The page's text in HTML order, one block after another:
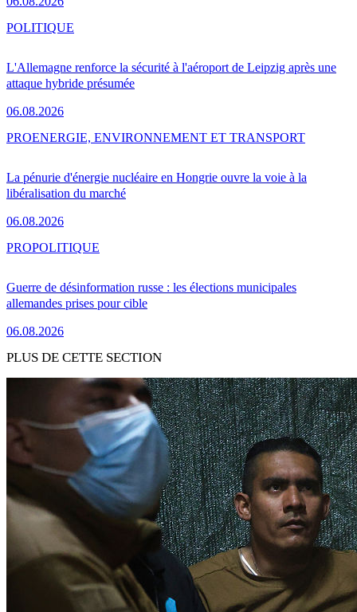
L'Allemagne renforce la sécurité à l'aéroport de Leipzig après une
attaque hybride présumée
06.08.2026
POLITIQUE
La pénurie d'énergie nucléaire en Hongrie ouvre la voie à la
libéralisation du marché
06.08.2026
PROENERGIE, ENVIRONNEMENT ET TRANSPORT
Guerre de désinformation russe : les élections municipales
allemandes prises pour cible
06.08.2026
PROPOLITIQUE
PLUS DE CETTE SECTION